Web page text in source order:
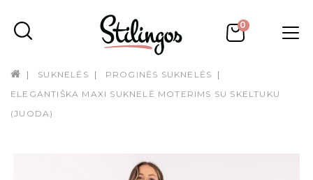
0
SUKNELĖS
PROGINĖS SUKNELĖS
ELEGANTIŠKA MAXI SUKNELĖ MOTERIMS SU SKELTUKU
(JUODA)